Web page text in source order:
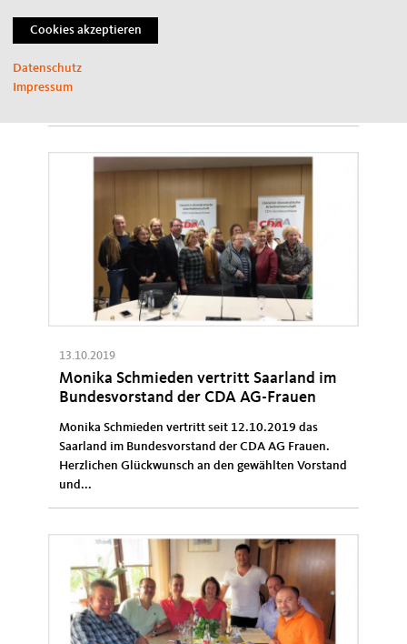
CDA Mitglieder nehmen an Ver.di-
Arbeitstagung teil
Die diesjährige ver.di-Arbeitstagung für CDA/CSA-
Mitglieder vom 5. - 8. Januar 2020 in Mosbach stand
13.10.2019
Monika Schmieden vertritt Saarland im
Bundesvorstand der CDA AG-Frauen
Monika Schmieden vertritt seit 12.10.2019 das
Saarland im Bundesvorstand der CDA AG Frauen.
Herzlichen Glückwunsch an den gewählten Vorstand
und...
Datenschutz
Impressum